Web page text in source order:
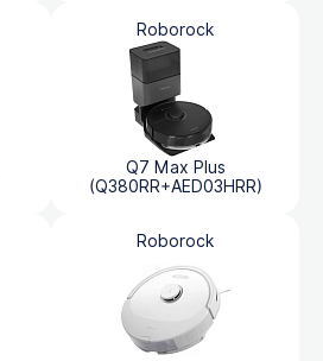
Roborock
Q7 Max Plus
(Q380RR+AED03HRR)
Roborock